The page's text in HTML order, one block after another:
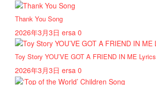
Thank You Song
2026年3月3日 ersa 0
Toy Story YOU’VE GOT A FRIEND IN ME Lyrics
2026年3月3日 ersa 0